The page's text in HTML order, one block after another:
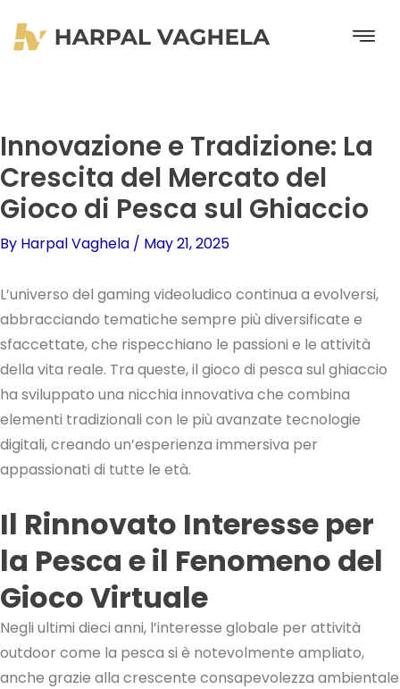
Innovazione e Tradizione: La
Crescita del Mercato del
Gioco di Pesca sul Ghiaccio
By Harpal Vaghela / May 21, 2025
L’universo del gaming videoludico continua a evolversi,
abbracciando tematiche sempre più diversificate e
sfaccettate, che rispecchiano le passioni e le attività
della vita reale. Tra queste, il gioco di pesca sul ghiaccio
ha sviluppato una nicchia innovativa che combina
elementi tradizionali con le più avanzate tecnologie
digitali, creando un’esperienza immersiva per
appassionati di tutte le età.
Il Rinnovato Interesse per
la Pesca e il Fenomeno del
Gioco Virtuale
Negli ultimi dieci anni, l’interesse globale per attività
outdoor come la pesca si è notevolmente ampliato,
anche grazie alla crescente consapevolezza ambientale